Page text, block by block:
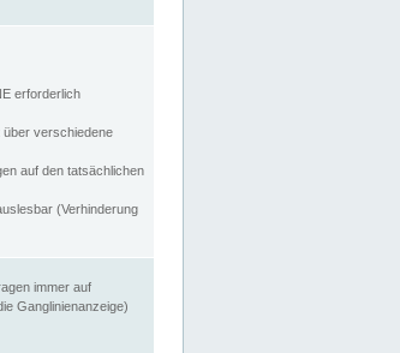
erforderlich
über verschiedene
auf den tatsächlichen
(Verhinderung
immer auf
Ganglinienanzeige)